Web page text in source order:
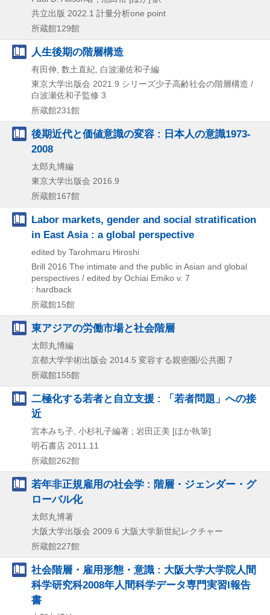
共立出版 2022.1 計量分析one point
所蔵館129館
人生後期の階層構造
有田伸, 数土直紀, 白波瀬佐和子編
東京大学出版会 2021.9 シリーズ少子高齢社会の階層構造 /
白波瀬佐和子監修 3
所蔵館231館
後期近代と価値意識の変容 : 日本人の意識1973-
2008
太郎丸博編
東京大学出版会 2016.9
所蔵館167館
Labor markets, gender and social stratification
in East Asia : a global perspective
edited by Tarohmaru Hiroshi
Brill 2016 The intimate and the public in Asian and global
perspectives / edited by Ochiai Emiko v. 7
: hardback
所蔵館15館
東アジアの労働市場と社会階層
太郎丸博編
京都大学学術出版会 2014.5 変容する親密圏/公共圏 7
所蔵館155館
二極化する若者と自立支援 : 「若者問題」への接
近
宮本みち子, 小杉礼子編著 ; 岩田正美 [ほか執筆]
明石書店 2011.11
所蔵館262館
若年非正規雇用の社会学 : 階層・ジェンダー・グ
ローバル化
太郎丸博著
大阪大学出版会 2009.6 大阪大学新世紀レクチャー
所蔵館227館
社会階層・雇用形態・意識 : 大阪大学大学院人間
科学研究科2008年人間科学データ専門実習I報告
書